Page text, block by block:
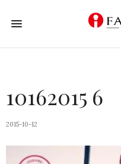
10162015 6
2015-10-12